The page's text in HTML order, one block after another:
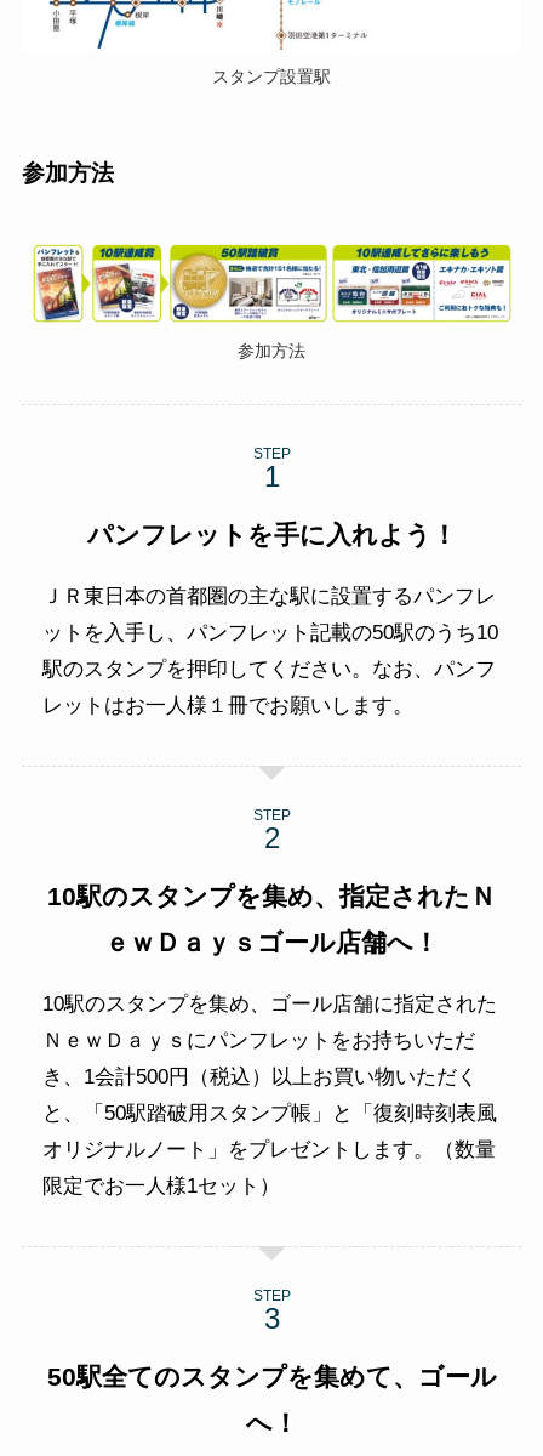
スタンプ設置駅
参加方法
参加方法
STEP
パンフレットを手に入れよう！
ＪＲ東日本の首都圏の主な駅に設置するパンフレ
ットを入手し、パンフレット記載の50駅のうち10
駅のスタンプを押印してください。なお、パンフ
レットはお一人様１冊でお願いします。
STEP
10駅のスタンプを集め、指定されたＮ
ｅｗＤａｙｓゴール店舗へ！
10駅のスタンプを集め、ゴール店舗に指定された
ＮｅｗＤａｙｓにパンフレットをお持ちいただ
き、1会計500円（税込）以上お買い物いただく
と、「50駅踏破用スタンプ帳」と「復刻時刻表風
オリジナルノート」をプレゼントします。（数量
限定でお一人様1セット）
STEP
50駅全てのスタンプを集めて、ゴール
へ！